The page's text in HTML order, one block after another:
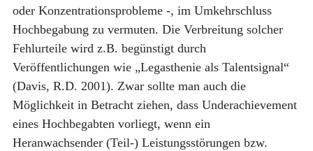
oder Konzentrationsprobleme -, im Umkehrschluss
Hochbegabung zu vermuten. Die Verbreitung solcher
Fehlurteile wird z.B. begünstigt durch
Veröffentlichungen wie „Legasthenie als Talentsignal“
(Davis, R.D. 2001). Zwar sollte man auch die
Möglichkeit in Betracht ziehen, dass Underachievement
eines Hochbegabten vorliegt, wenn ein
Heranwachsender (Teil-) Leistungsstörungen bzw.